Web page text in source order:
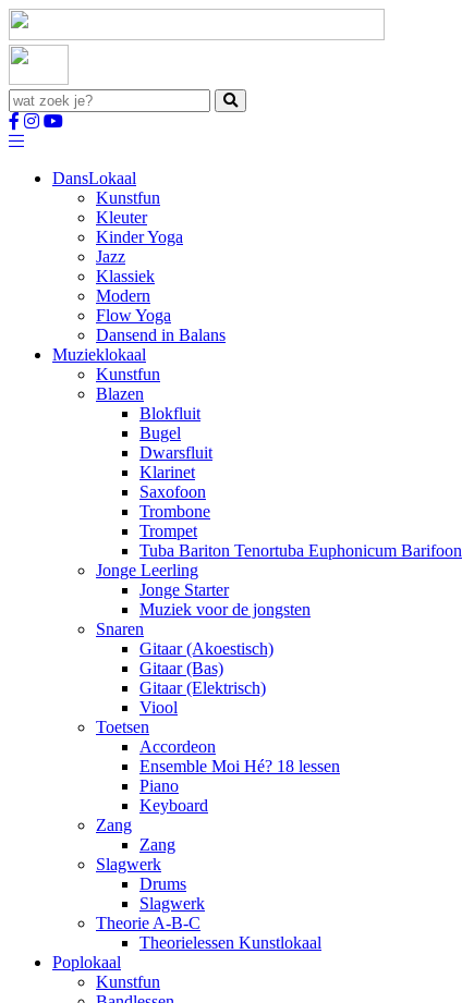
DansLokaal
Kunstfun
Kleuter
Kinder Yoga
Jazz
Klassiek
Modern
Flow Yoga
Dansend in Balans
Muzieklokaal
Kunstfun
Blazen
Blokfluit
Bugel
Dwarsfluit
Klarinet
Saxofoon
Trombone
Trompet
Tuba Bariton Tenortuba Euphonicum Barifoon
Jonge Leerling
Jonge Starter
Muziek voor de jongsten
Snaren
Gitaar (Akoestisch)
Gitaar (Bas)
Gitaar (Elektrisch)
Viool
Toetsen
Accordeon
Ensemble Moi Hé? 18 lessen
Piano
Keyboard
Zang
Zang
Slagwerk
Drums
Slagwerk
Theorie A-B-C
Theorielessen Kunstlokaal
Poplokaal
Kunstfun